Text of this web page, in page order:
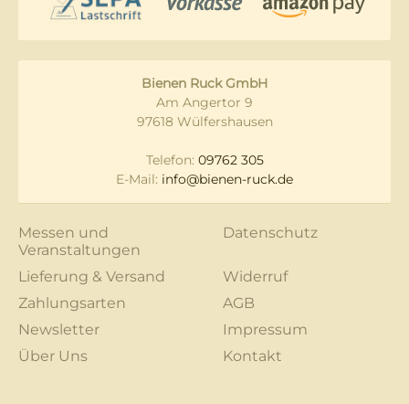
Bienen Ruck GmbH
Am Angertor 9
97618 Wülfershausen
Telefon: 09762 305
E-Mail: info@bienen-ruck.de
Messen und
Veranstaltungen
Datenschutz
Lieferung & Versand
Widerruf
Zahlungsarten
AGB
Newsletter
Impressum
Über Uns
Kontakt